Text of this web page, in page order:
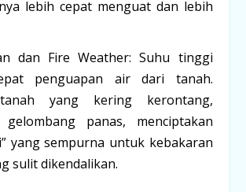
lebih cepat menguat dan lebih
dan Fire Weather: Suhu tinggi
penguapan air dari tanah.
yang kering kerontang,
gelombang panas, menciptakan
yang sempurna untuk kebakaran
sulit dikendalikan.